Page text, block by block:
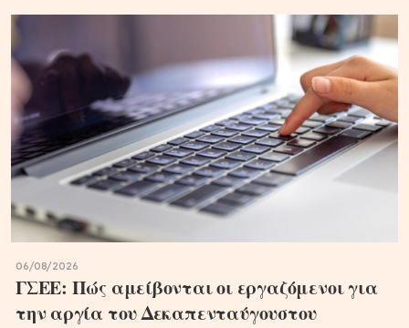
06/08/2026
ΓΣΕΕ: Πώς αμείβονται οι εργαζόμενοι για
την αργία του Δεκαπενταύγουστου